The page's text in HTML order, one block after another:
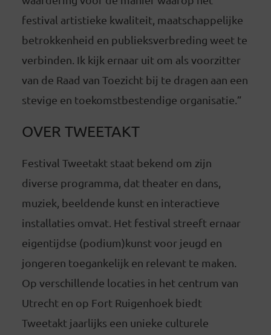
festival artistieke kwaliteit, maatschappelijke
betrokkenheid en publieksverbreding weet te
verbinden. Ik kijk ernaar uit om als voorzitter
van de Raad van Toezicht bij te dragen aan een
stevige en toekomstbestendige organisatie.”
OVER TWEETAKT
Festival Tweetakt staat bekend om zijn
diverse programma, dat theater en dans,
muziek, beeldende kunst en interactieve
installaties omvat. Het festival streeft ernaar
eigentijdse (podium)kunst voor jeugd en
jongeren toegankelijk en relevant te maken.
Op verschillende locaties in het centrum van
Utrecht en op Fort Ruigenhoek biedt
Tweetakt jaarlijks een unieke culturele